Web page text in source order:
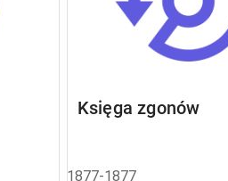
Księga zgonów
1877-1877